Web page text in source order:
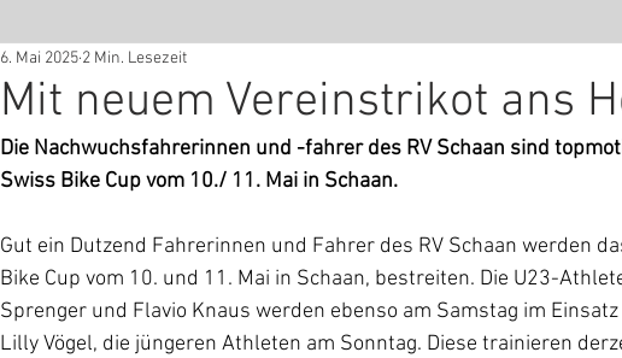
Mit neuem Vereinstrikot ans
6. Mai 2025 2 Min. Lesezeit
Die Nachwuchsfahrerinnen und -fahrer des RV Schaan sind
Swiss Bike Cup vom 10./ 11. Mai in Schaan.
Gut ein Dutzend Fahrerinnen und Fahrer des RV Schaan werden
Bike Cup vom 10. und 11. Mai in Schaan, bestreiten. Die U23-
Sprenger und Flavio Knaus werden ebenso am Samstag im
Lilly Vögel, die jüngeren Athleten am Sonntag. Diese trainieren